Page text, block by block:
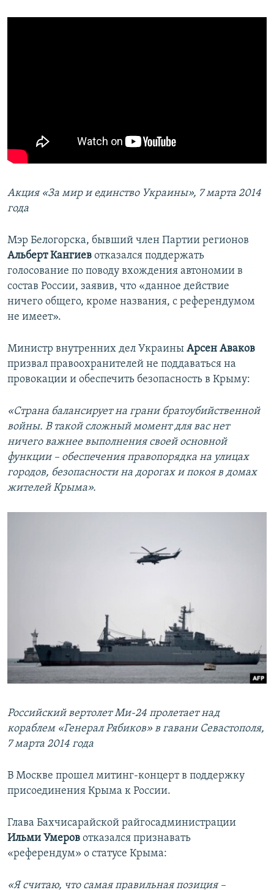
Акция «За мир и единство Украины», 7 марта 2014
года
Мэр Белогорска, бывший член Партии регионов
Альберт Кангиев отказался поддержать
голосование по поводу вхождения автономии в
состав России, заявив, что «данное действие
ничего общего, кроме названия, с референдумом
не имеет».
Министр внутренних дел Украины Арсен Аваков
призвал правоохранителей не поддаваться на
провокации и обеспечить безопасность в Крыму:
«Страна балансирует на грани братоубийственной
войны. В такой сложный момент для вас нет
ничего важнее выполнения своей основной
функции – обеспечения правопорядка на улицах
городов, безопасности на дорогах и покоя в домах
жителей Крыма».
Российский вертолет Ми-24 пролетает над
кораблем «Генерал Рябиков» в гавани Севастополя,
7 марта 2014 года
В Москве прошел митинг-концерт в поддержку
присоединения Крыма к России.
Глава Бахчисарайской райгосадминистрации
Ильми Умеров отказался признавать
«референдум» о статусе Крыма:
«Я считаю, что самая правильная позиция –